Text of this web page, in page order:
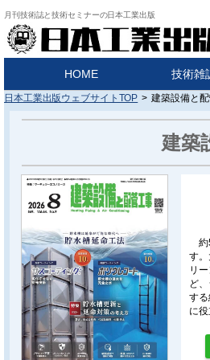
月刊技術誌と技術セミナーの日本工業出版
HOME 技術雑
日本工業出版ウェブサイトTOP > 建築設備と
建築
約
す
リ
ど
す
に